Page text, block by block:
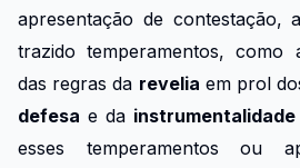
apresentação de contestação, a
trazido temperamentos, como
das regras da revelia em prol
defesa e da
esses temperamentos ou